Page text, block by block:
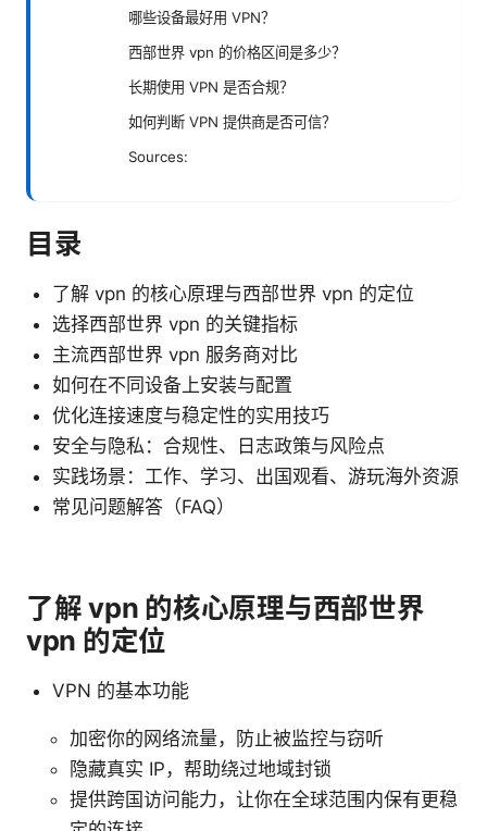
哪些设备最好用 VPN？
西部世界 vpn 的价格区间是多少？
长期使用 VPN 是否合规？
如何判断 VPN 提供商是否可信？
Sources:
目录
了解 vpn 的核心原理与西部世界 vpn 的定位
选择西部世界 vpn 的关键指标
主流西部世界 vpn 服务商对比
如何在不同设备上安装与配置
优化连接速度与稳定性的实用技巧
安全与隐私：合规性、日志政策与风险点
实践场景：工作、学习、出国观看、游玩海外资源
常见问题解答（FAQ）
了解 vpn 的核心原理与西部世界
vpn 的定位
VPN 的基本功能
加密你的网络流量，防止被监控与窃听
隐藏真实 IP，帮助绕过地域封锁
提供跨国访问能力，让你在全球范围内保有更稳